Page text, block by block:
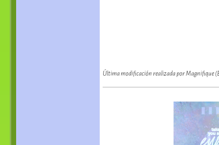
Última modificación realizada por Magnifique